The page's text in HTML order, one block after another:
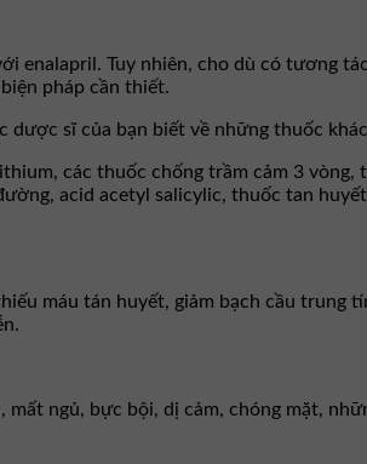
enalapril. Tuy nhiên, cho dù có tương
pháp cần thiết.
sĩ của bạn biết về những thuốc
các thuốc chống trầm cảm 3
acid acetyl salicylic, thuốc tan
máu tán huyết, giảm bạch cầu trung
ngủ, bực bội, dị cảm, chóng mặt,